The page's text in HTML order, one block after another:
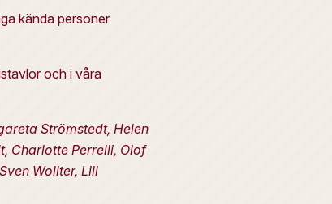
kända personer
och i våra
Strömstedt, Helen
Charlotte Perrelli, Olof
Wollter, Lill